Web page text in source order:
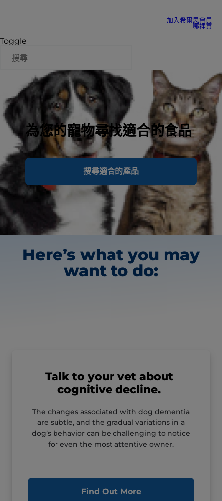
加入希爾思會員
哪裡買
Toggle
為您的寵物尋找適合的食品
搜尋適合的產品
Here’s what you may
want to do:
Talk to your vet about
cognitive decline.
The changes associated with dog dementia
are subtle, and the gradual variations in a
dog’s behavior can be challenging to notice
for even the most attentive owner.
Find Out More